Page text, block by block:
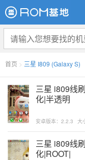
首页 > 三星 I809 (Galaxy S)
三星 i809线
化|半透明
安卓版本：2.2.3 大
三星 i809线
化|ROOT|